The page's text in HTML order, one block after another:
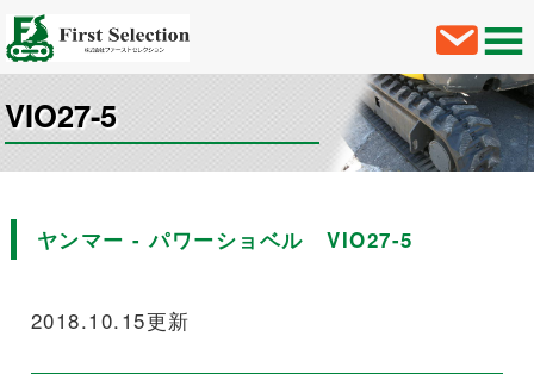
VIO27-5
ヤンマー - パワーショベル VIO27-5
2018.10.15更新